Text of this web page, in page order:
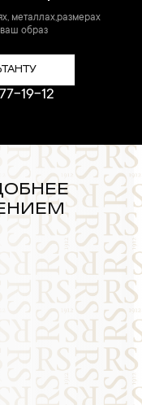
металлах,размерах
образ
19-12